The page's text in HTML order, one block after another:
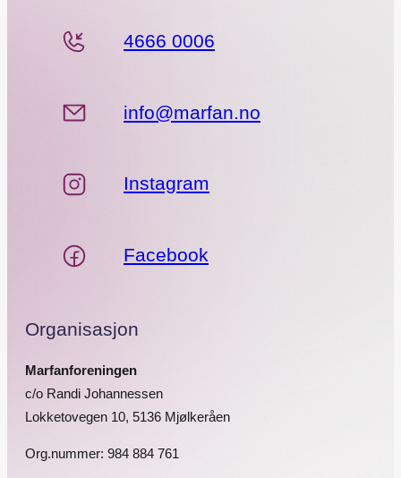
4666 0006
info@marfan.no
Instagram
Facebook
Organisasjon
Marfanforeningen
c/o Randi Johannessen
Lokketovegen 10, 5136 Mjølkeråen
Org.nummer: 984 884 761